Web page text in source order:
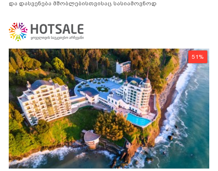
და დასვენება მშობლებისთვისაც სასიამოვნოდ
51%